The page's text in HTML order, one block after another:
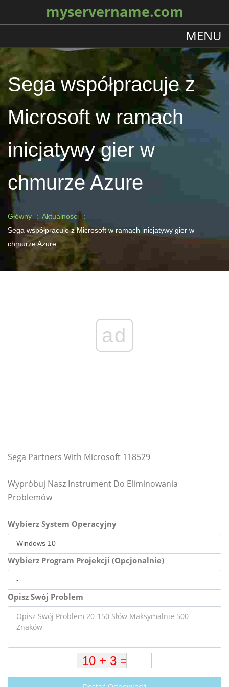
myservername.com
MENU
Sega współpracuje z
Microsoft w ramach
inicjatywy gier w
chmurze Azure
Główny
Aktualności
Sega współpracuje z Microsoft w ramach inicjatywy gier w
chmurze Azure
ad
Sega Partners With Microsoft 118529
Wypróbuj Nasz Instrument Do Eliminowania
Problemów
Wybierz System Operacyjny
Wybierz Program Projekcji (Opcjonalnie)
Opisz Swój Problem